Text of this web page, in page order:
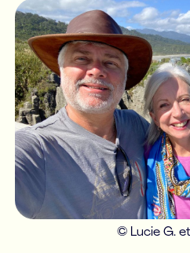
© Lucie G.